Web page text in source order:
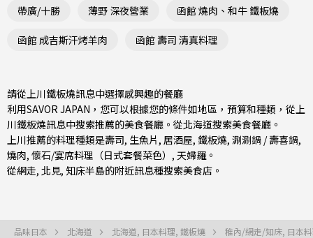
帶廣/十勝 薄野 深夜營業 函館 燒肉、和牛 鐵板燒
函館 成吉斯汗烤羊肉 函館 壽司 清真料理
請從上川鐵板燒訊息中選擇感興趣的餐廳
利用SAVOR JAPAN，您可以根據您的條件如地區，預算和種類，從上
川鐵板燒訊息中搜索推薦的美食餐廳。從北海道搜索美食餐廳。
上川推薦的料理種類是壽司, 生魚片 , 居酒屋, 鐵板燒, 涮涮鍋 / 壽喜鍋,
燒肉, 懷石/宴席料理（日式套餐菜色） , 天婦羅。
從網走, 北見, 知床半島的附近訊息種搜索美食店。
品味日本 北海道 北海道, 日本料理, 鐵板燒 稚內/網走/知床, 日本